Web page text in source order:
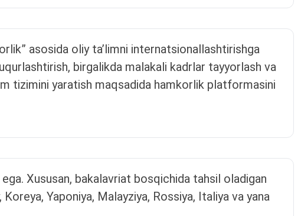
asosida oliy ta’limni internatsionallashtirishga
birgalikda malakali kadrlar tayyorlash va
tizimini yaratish maqsadida hamkorlik platformasini
Xususan, bakalavriat bosqichida tahsil oladigan
Yaponiya, Malayziya, Rossiya, Italiya va yana